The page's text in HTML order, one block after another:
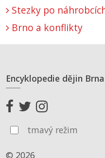
Stezky po
Brno a konflikty
Encyklopedie dějin Brna
tmavý režim
© 2026